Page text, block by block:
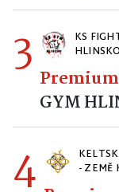
3
KS
HLINSKO
Premium
GYM
4
- ZEMĚ